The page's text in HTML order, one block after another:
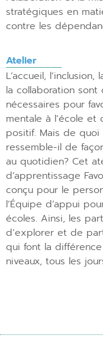
stratégiques en
contre les
Atelier
L’accueil,
la collaboration
nécessaires pour
mentale à l’école
positif. Mais de
ressemble-il de
au quotidien? Cet
d’apprentissage
conçu pour le
l’Équipe d’appui
écoles. Ainsi, les
d’explorer et de
qui font la
niveaux, tous les